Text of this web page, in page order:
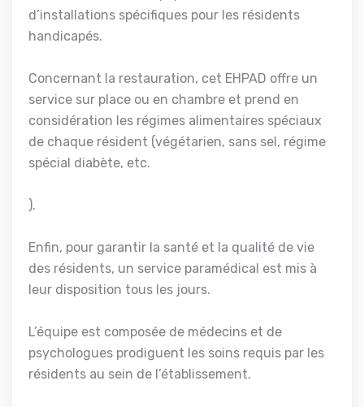
d’installations spécifiques pour les résidents
handicapés.
Concernant la restauration, cet EHPAD offre un
service sur place ou en chambre et prend en
considération les régimes alimentaires spéciaux
de chaque résident (végétarien, sans sel, régime
spécial diabète, etc.
).
Enfin, pour garantir la santé et la qualité de vie
des résidents, un service paramédical est mis à
leur disposition tous les jours.
L’équipe est composée de médecins et de
psychologues prodiguent les soins requis par les
résidents au sein de l’établissement.